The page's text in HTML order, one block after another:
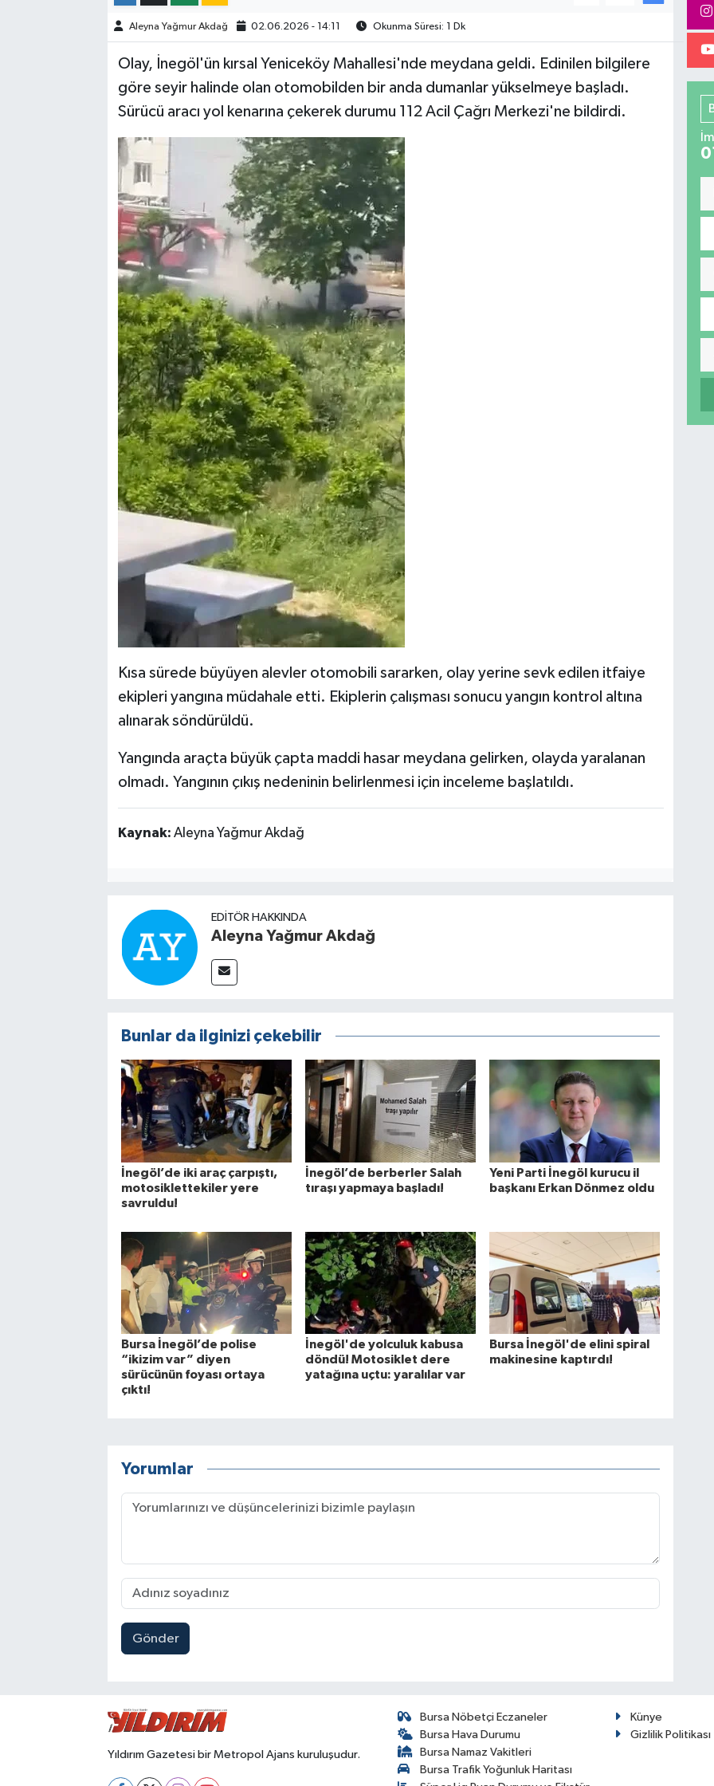
Aleyna Yağmur Akdağ 02.06.2026 - 14:11 Okunma Süresi: 1 Dk
Olay, İnegöl'ün kırsal Yeniceköy Mahallesi'nde meydana geldi. Edinilen bilgilere
göre seyir halinde olan otomobilden bir anda dumanlar yükselmeye başladı.
Sürücü aracı yol kenarına çekerek durumu 112 Acil Çağrı Merkezi'ne bildirdi.
Kısa sürede büyüyen alevler otomobili sararken, olay yerine sevk edilen itfaiye
ekipleri yangına müdahale etti. Ekiplerin çalışması sonucu yangın kontrol altına
alınarak söndürüldü.
Yangında araçta büyük çapta maddi hasar meydana gelirken, olayda yaralanan
olmadı. Yangının çıkış nedeninin belirlenmesi için inceleme başlatıldı.
Kaynak: Aleyna Yağmur Akdağ
EDITÖR HAKKINDA
Aleyna Yağmur Akdağ
Bunlar da ilginizi çekebilir
İnegöl’de iki araç çarpıştı,
motosiklettekiler yere
savruldu!
İnegöl’de berberler Salah
tıraşı yapmaya başladı!
Yeni Parti İnegöl kurucu il
başkanı Erkan Dönmez oldu
Bursa İnegöl’de polise
“ikizim var” diyen
sürücünün foyası ortaya
çıktı!
İnegöl'de yolculuk kabusa
döndü! Motosiklet dere
yatağına uçtu: yaralılar var
Bursa İnegöl'de elini spiral
makinesine kaptırdı!
Yorumlar
Gönder
Yıldırım Gazetesi bir Metropol Ajans kuruluşudur.
Bursa Nöbetçi Eczaneler
Bursa Hava Durumu
Bursa Namaz Vakitleri
Bursa Trafik Yoğunluk Haritası
Künye
Gizlilik Politikası